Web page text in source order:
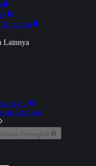
Lainnya
Akun
Jaringan
Perangkat